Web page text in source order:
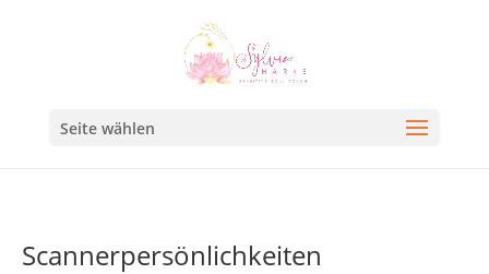
Seite wählen
Scannerpersönlichkeiten